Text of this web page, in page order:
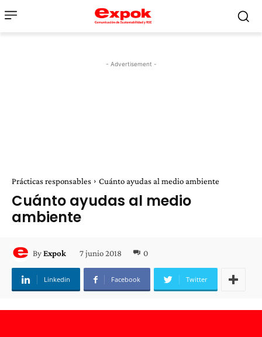
- Advertisement -
Prácticas responsables Cuánto ayudas al medio ambiente
Cuánto ayudas al medio
ambiente
ByExpok 7 junio 2018 0
Linkedin Facebook Twitter